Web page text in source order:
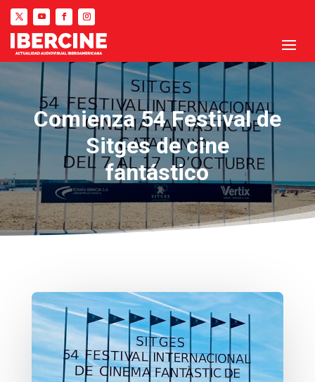
Comienza 54 Festival de
Sitges de cine
fantástico